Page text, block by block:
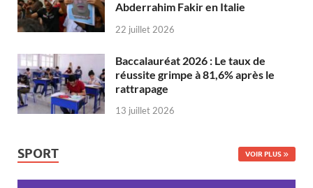
Abderrahim Fakir en Italie
22 juillet 2026
Baccalauréat 2026 : Le taux de
réussite grimpe à 81,6% après le
rattrapage
13 juillet 2026
SPORT VOIR PLUS